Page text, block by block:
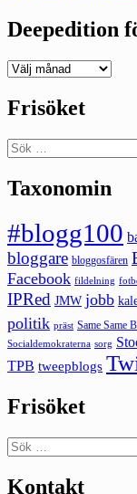
Deepedition
Deepedition
Frisöket
Sök
efter:
Taxonomin
#blogg100
bloggare bloggosfären
Facebook fildelning
IPRed JMW jobb
politik präst Same Same
Socialdemokraterna sorg
TPB tweepblogs
Frisöket
Sök
efter:
Kontakt